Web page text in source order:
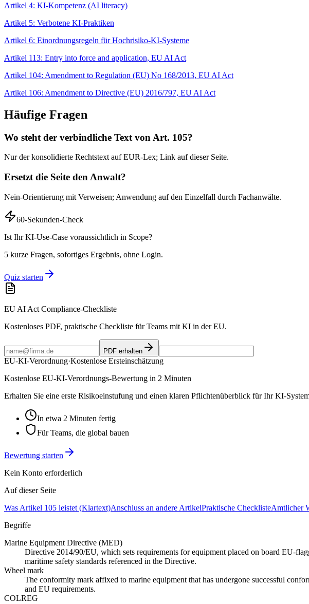
Artikel 4: KI-Kompetenz (AI literacy)
Artikel 5: Verbotene KI-Praktiken
Artikel 6: Einordnungsregeln für Hochrisiko-KI-Systeme
Artikel 113: Entry into force and application, EU AI Act
Artikel 104: Amendment to Regulation (EU) No 168/2013, EU AI Act
Artikel 106: Amendment to Directive (EU) 2016/797, EU AI Act
Häufige Fragen
Wo steht der verbindliche Text von Art. 105?
Nur der konsolidierte Rechtstext auf EUR-Lex; Link auf dieser Seite.
Ersetzt die Seite den Anwalt?
Nein-Orientierung mit Verweisen; Anwendung auf den Einzelfall durch Fachanwälte.
60-Sekunden-Check
Ist Ihr KI-Use-Case voraussichtlich in Scope?
5 kurze Fragen, sofortiges Ergebnis, ohne Login.
Quiz starten
EU AI Act Compliance-Checkliste
Kostenloses PDF, praktische Checkliste für Teams mit KI in der EU.
PDF erhalten
EU-KI-Verordnung·Kostenlose Ersteinschätzung
Kostenlose EU-KI-Verordnungs-Bewertung in 2 Minuten
Erhalten Sie eine erste Risikoeinstufung und einen klaren Pflichtenüberblick für Ihr KI-
In etwa 2 Minuten fertig
Für Teams, die global bauen
Bewertung starten
Kein Konto erforderlich
Auf dieser Seite
Was Artikel 105 leistet (Klartext)Anschluss an andere ArtikelPraktische ChecklisteAmtlicher
Begriffe
Marine Equipment Directive (MED)
Directive 2014/90/EU, which sets requirements for equipment placed on board EU-
maritime safety standards referenced in the Directive.
Wheel mark
The conformity mark affixed to marine equipment that has undergone successful
and EU requirements.
COLREG